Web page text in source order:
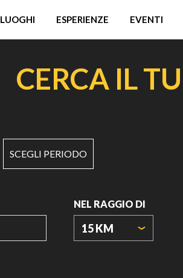
LUOGHI ESPERIENZE EVENTI
CERCA IL
SCEGLI PERIODO
NEL RAGGIO DI
15 KM